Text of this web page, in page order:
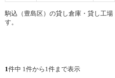
駒込（豊島区）の貸し倉庫・貸し工
す。
1件中 1件から1件まで表示